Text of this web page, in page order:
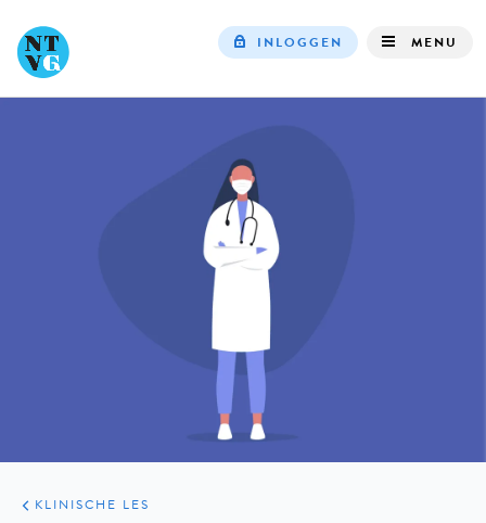
INLOGGEN MENU
ARTIKELEN
PRAKTIJK
KLINISCHE LES